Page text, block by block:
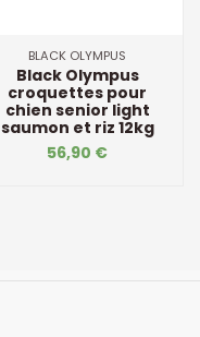
BLACK OLYMPUS
Black Olympus
croquettes pour
chien senior light
saumon et riz 12kg
56,90 €